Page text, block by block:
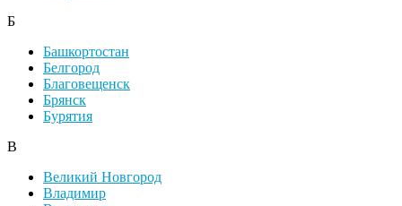
Б
Башкортостан
Белгород
Благовещенск
Брянск
Бурятия
В
Великий Новгород
Владимир